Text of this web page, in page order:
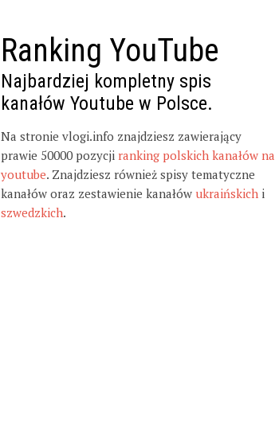
Ranking YouTube
Najbardziej kompletny spis
kanałów Youtube w Polsce.
Na stronie vlogi.info znajdziesz zawierający
prawie 50000 pozycji ranking polskich kanałów na
youtube. Znajdziesz również spisy tematyczne
kanałów oraz zestawienie kanałów ukraińskich i
szwedzkich.